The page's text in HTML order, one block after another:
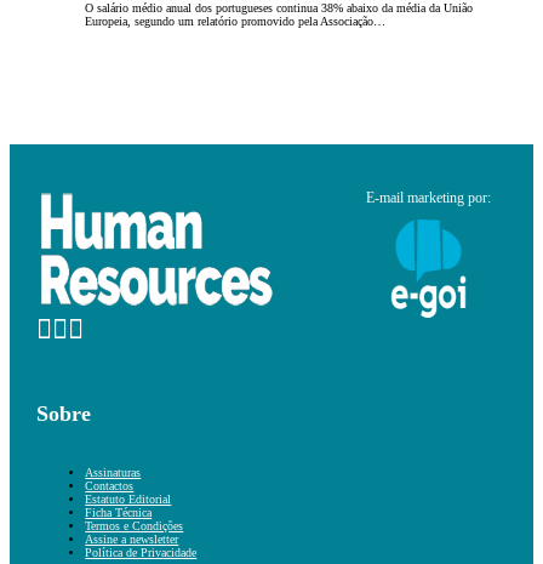
O salário médio anual dos portugueses continua 38% abaixo da média da União
Europeia, segundo um relatório promovido pela Associação…
E-mail marketing por:
Sobre
Assinaturas
Contactos
Estatuto Editorial
Ficha Técnica
Termos e Condições
Assine a newsletter
Política de Privacidade